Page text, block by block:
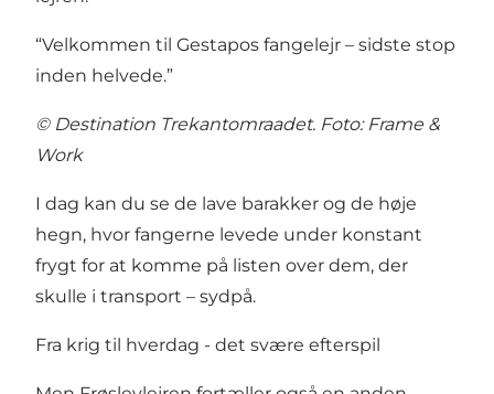
“Velkommen til Gestapos fangelejr – sidste stop
inden helvede.”
© Destination Trekantomraadet. Foto: Frame &
Work
I dag kan du se de lave barakker og de høje
hegn, hvor fangerne levede under konstant
frygt for at komme på listen over dem, der
skulle i transport – sydpå.
Fra krig til hverdag - det svære efterspil